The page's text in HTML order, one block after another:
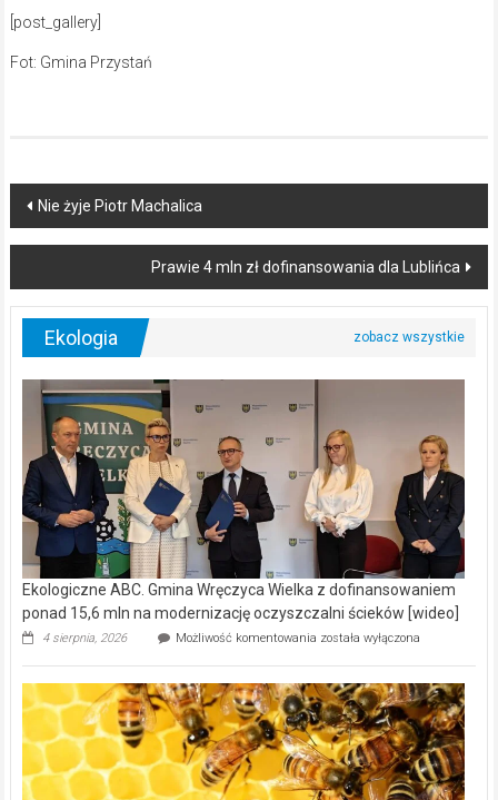
[post_gallery]
Fot: Gmina Przystań
Post
navigation
Nie żyje Piotr Machalica
Prawie 4 mln zł dofinansowania dla Lublińca
Ekologia
Ekologiczne ABC. Gmina Wręczyca Wielka z dofinansowaniem
ponad 15,6 mln na modernizację oczyszczalni ścieków [wideo]
4 sierpnia, 2026 Możliwość komentowania Ekologiczne
Wręczyca
Wielka
z
dofinansowaniem
ponad
15,6
została wyłączona